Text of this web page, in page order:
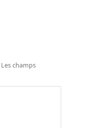
Les champs